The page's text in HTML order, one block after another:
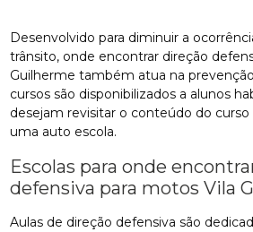
Desenvolvido para diminuir a
trânsito, onde encontrar direção
Guilherme também atua na
cursos são disponibilizados a alunos
desejam revisitar o conteúdo do curso
uma auto escola.
Escolas para onde
defensiva para motos Vila
Aulas de direção defensiva são